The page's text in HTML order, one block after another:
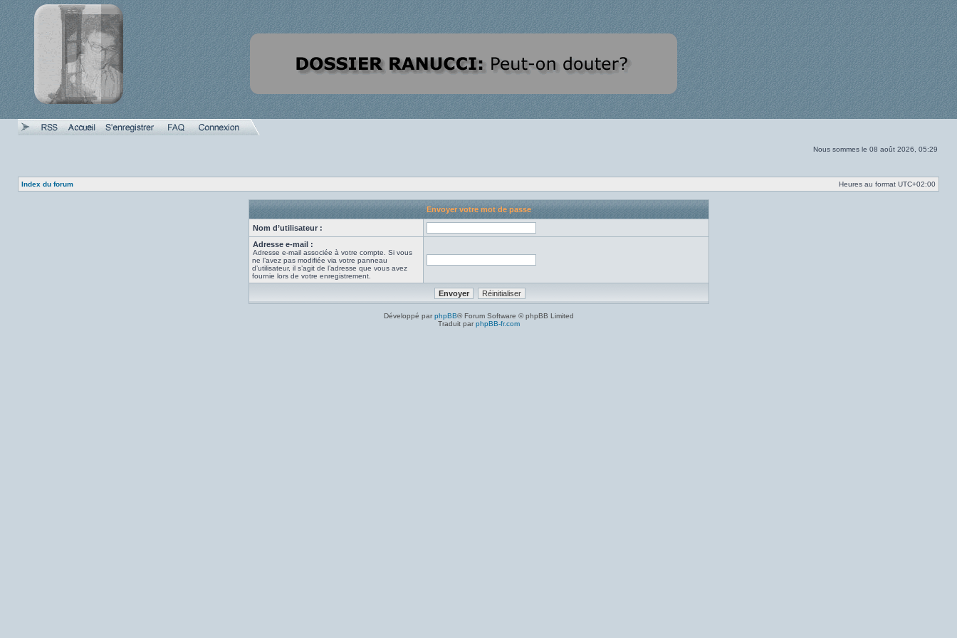
Nous sommes le 08 août 2026, 05:29
Index du forum Heures au format UTC+02:00
Envoyer votre mot de passe
Nom d’utilisateur :
Adresse e-mail :
Adresse e-mail associée à votre compte. Si vous
ne l’avez pas modifiée via votre panneau
d’utilisateur, il s’agit de l’adresse que vous avez
fournie lors de votre enregistrement.
Développé par phpBB® Forum Software © phpBB Limited
Traduit par phpBB-fr.com